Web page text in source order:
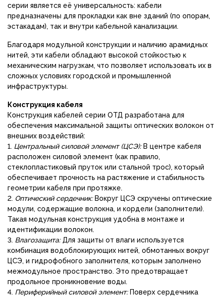
серии является её универсальность: кабели
предназначены для прокладки как вне зданий (по опорам,
эстакадам), так и внутри кабельной канализации.
Благодаря модульной конструкции и наличию арамидных
нитей, эти кабели обладают высокой стойкостью к
механическим нагрузкам, что позволяет использовать их в
сложных условиях городской и промышленной
инфраструктуры.
Конструкция кабеля
Конструкция кабелей серии ОТД разработана для
обеспечения максимальной защиты оптических волокон от
внешних воздействий:
1. Центральный силовой элемент (ЦСЭ):В центре кабеля
расположен силовой элемент (как правило,
стеклопластиковый пруток или стальной трос), который
обеспечивает прочность на растяжение и стабильность
геометрии кабеля при протяжке.
2. Оптический сердечник:Вокруг ЦСЭ скручены оптические
модули, содержащие волокна, и кордели (заполнители).
Такая модульная конструкция удобна в монтаже и
идентификации волокон.
3. Влагозащита:Для защиты от влаги используется
комбинация водоблокирующих нитей, обмотанных вокруг
ЦСЭ, и гидрофобного заполнителя, которым заполнено
межмодульное пространство. Это предотвращает
продольное проникновение воды.
4. Периферийный силовой элемент:Поверх сердечника